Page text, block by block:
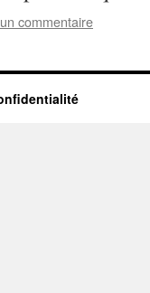
commentaire